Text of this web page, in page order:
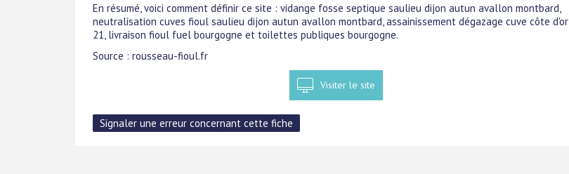
En résumé, voici comment définir ce site : vidange fosse septique saulieu dijon autun avallon montbard,
neutralisation cuves fioul saulieu dijon autun avallon montbard, assainissement dégazage cuve côte d'or
21, livraison fioul fuel bourgogne et toilettes publiques bourgogne.
Source : rousseau-fioul.fr
Visiter le site